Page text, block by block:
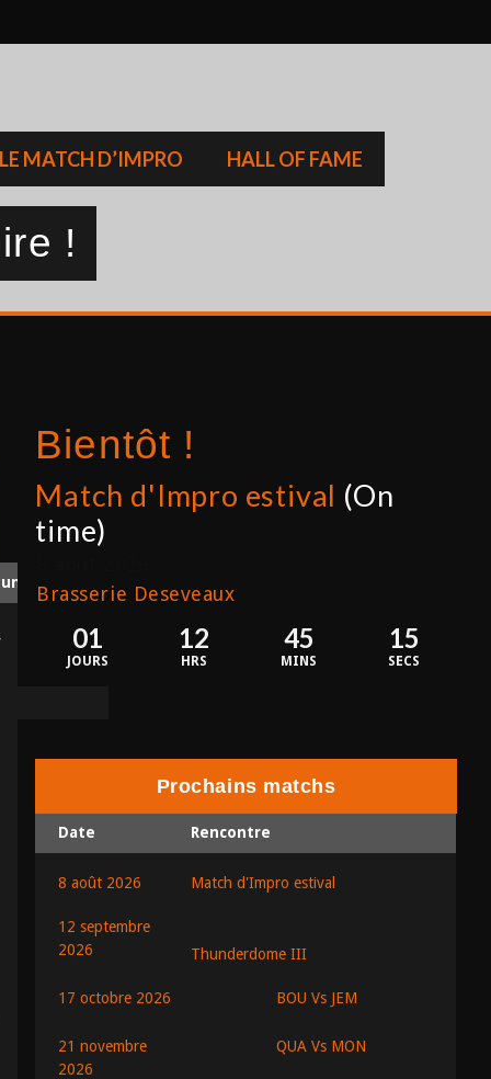
LE MATCH D’IMPRO HALL OF FAME
!
22
Bientôt !
Match d'Impro estival (On
time)
Brasserie Deseveaux
01
JOURS
12
HRS
45
MINS
15
SECS
Prochains matchs
Date Rencontre
8 août 2026 Match d'Impro estival
12 septembre
2026
Thunderdome III
17 octobre 2026 BOU Vs JEM
21 novembre
2026
QUA Vs MON